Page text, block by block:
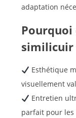
adaptation
similicuir
Esthétique
visuellement
Entretien
parfait pour les